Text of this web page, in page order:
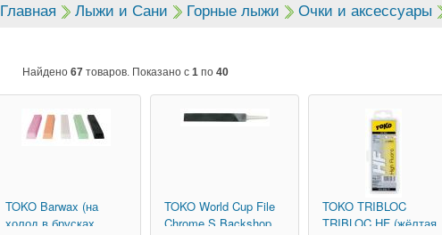
Главная Лыжи и Сани Горные лыжи Очки и аксессуары
Найдено 67товаров. Показано с 1по 40
TOKO Barwax (на
холод в брусках
TOKO World Cup File
Chrome S Backshop
TOKO TRIBLOC
TRIBLOC HF (жёлтая,